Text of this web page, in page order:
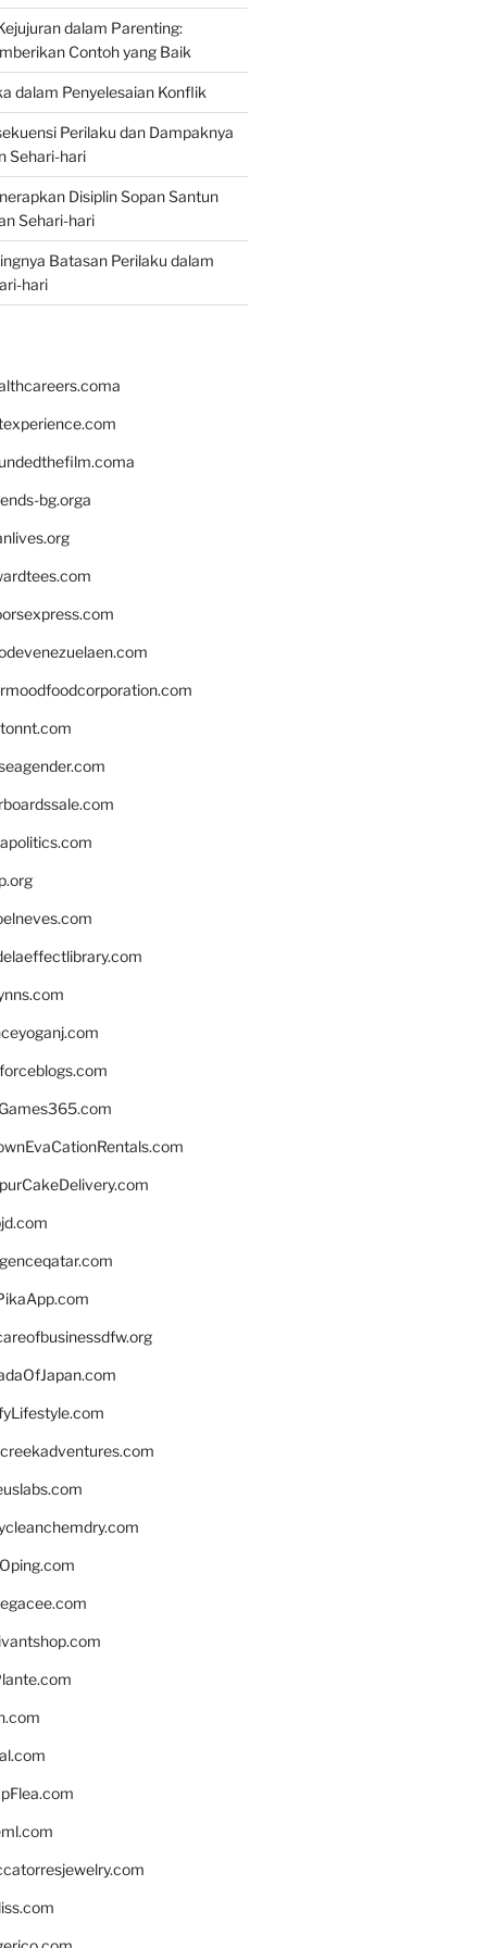
dalam Parenting:
Contoh yang Baik
dalam Penyelesaian Konflik
Perilaku dan Dampaknya
Sehari-hari
Disiplin Sopan Santun
Sehari-hari
Batasan Perilaku dalam
hari
bg.orga